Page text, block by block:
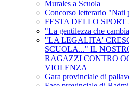
Murales a Scuola
Concorso letterario "Nati
FESTA DELLO SPORT
"La gentilezza che
"LA LEGALITA'
SCUOLA..." IL
RAGAZZI CONTRO
VIOLENZA
Gara provinciale di